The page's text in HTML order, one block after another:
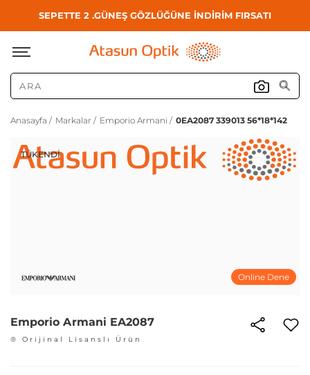
SEPETTE 2 .GÜNEŞ GÖZLÜĞÜNE İNDİRİM FIRSATI
Anasayfa / Markalar / Emporio Armani / 0EA2087 339013 56*18*142
Online Dene
TÜKENDI
Emporio Armani EA2087
® Orijinal Lisanslı Ürün